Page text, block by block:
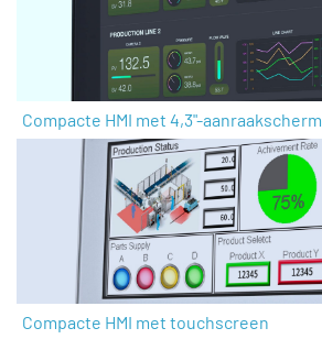
Compacte HMI met 4,3"-aanraakscherm
Compacte HMI met touchscreen